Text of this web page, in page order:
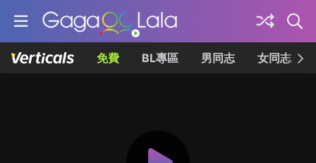
免費 BL專區 男同志 女同志